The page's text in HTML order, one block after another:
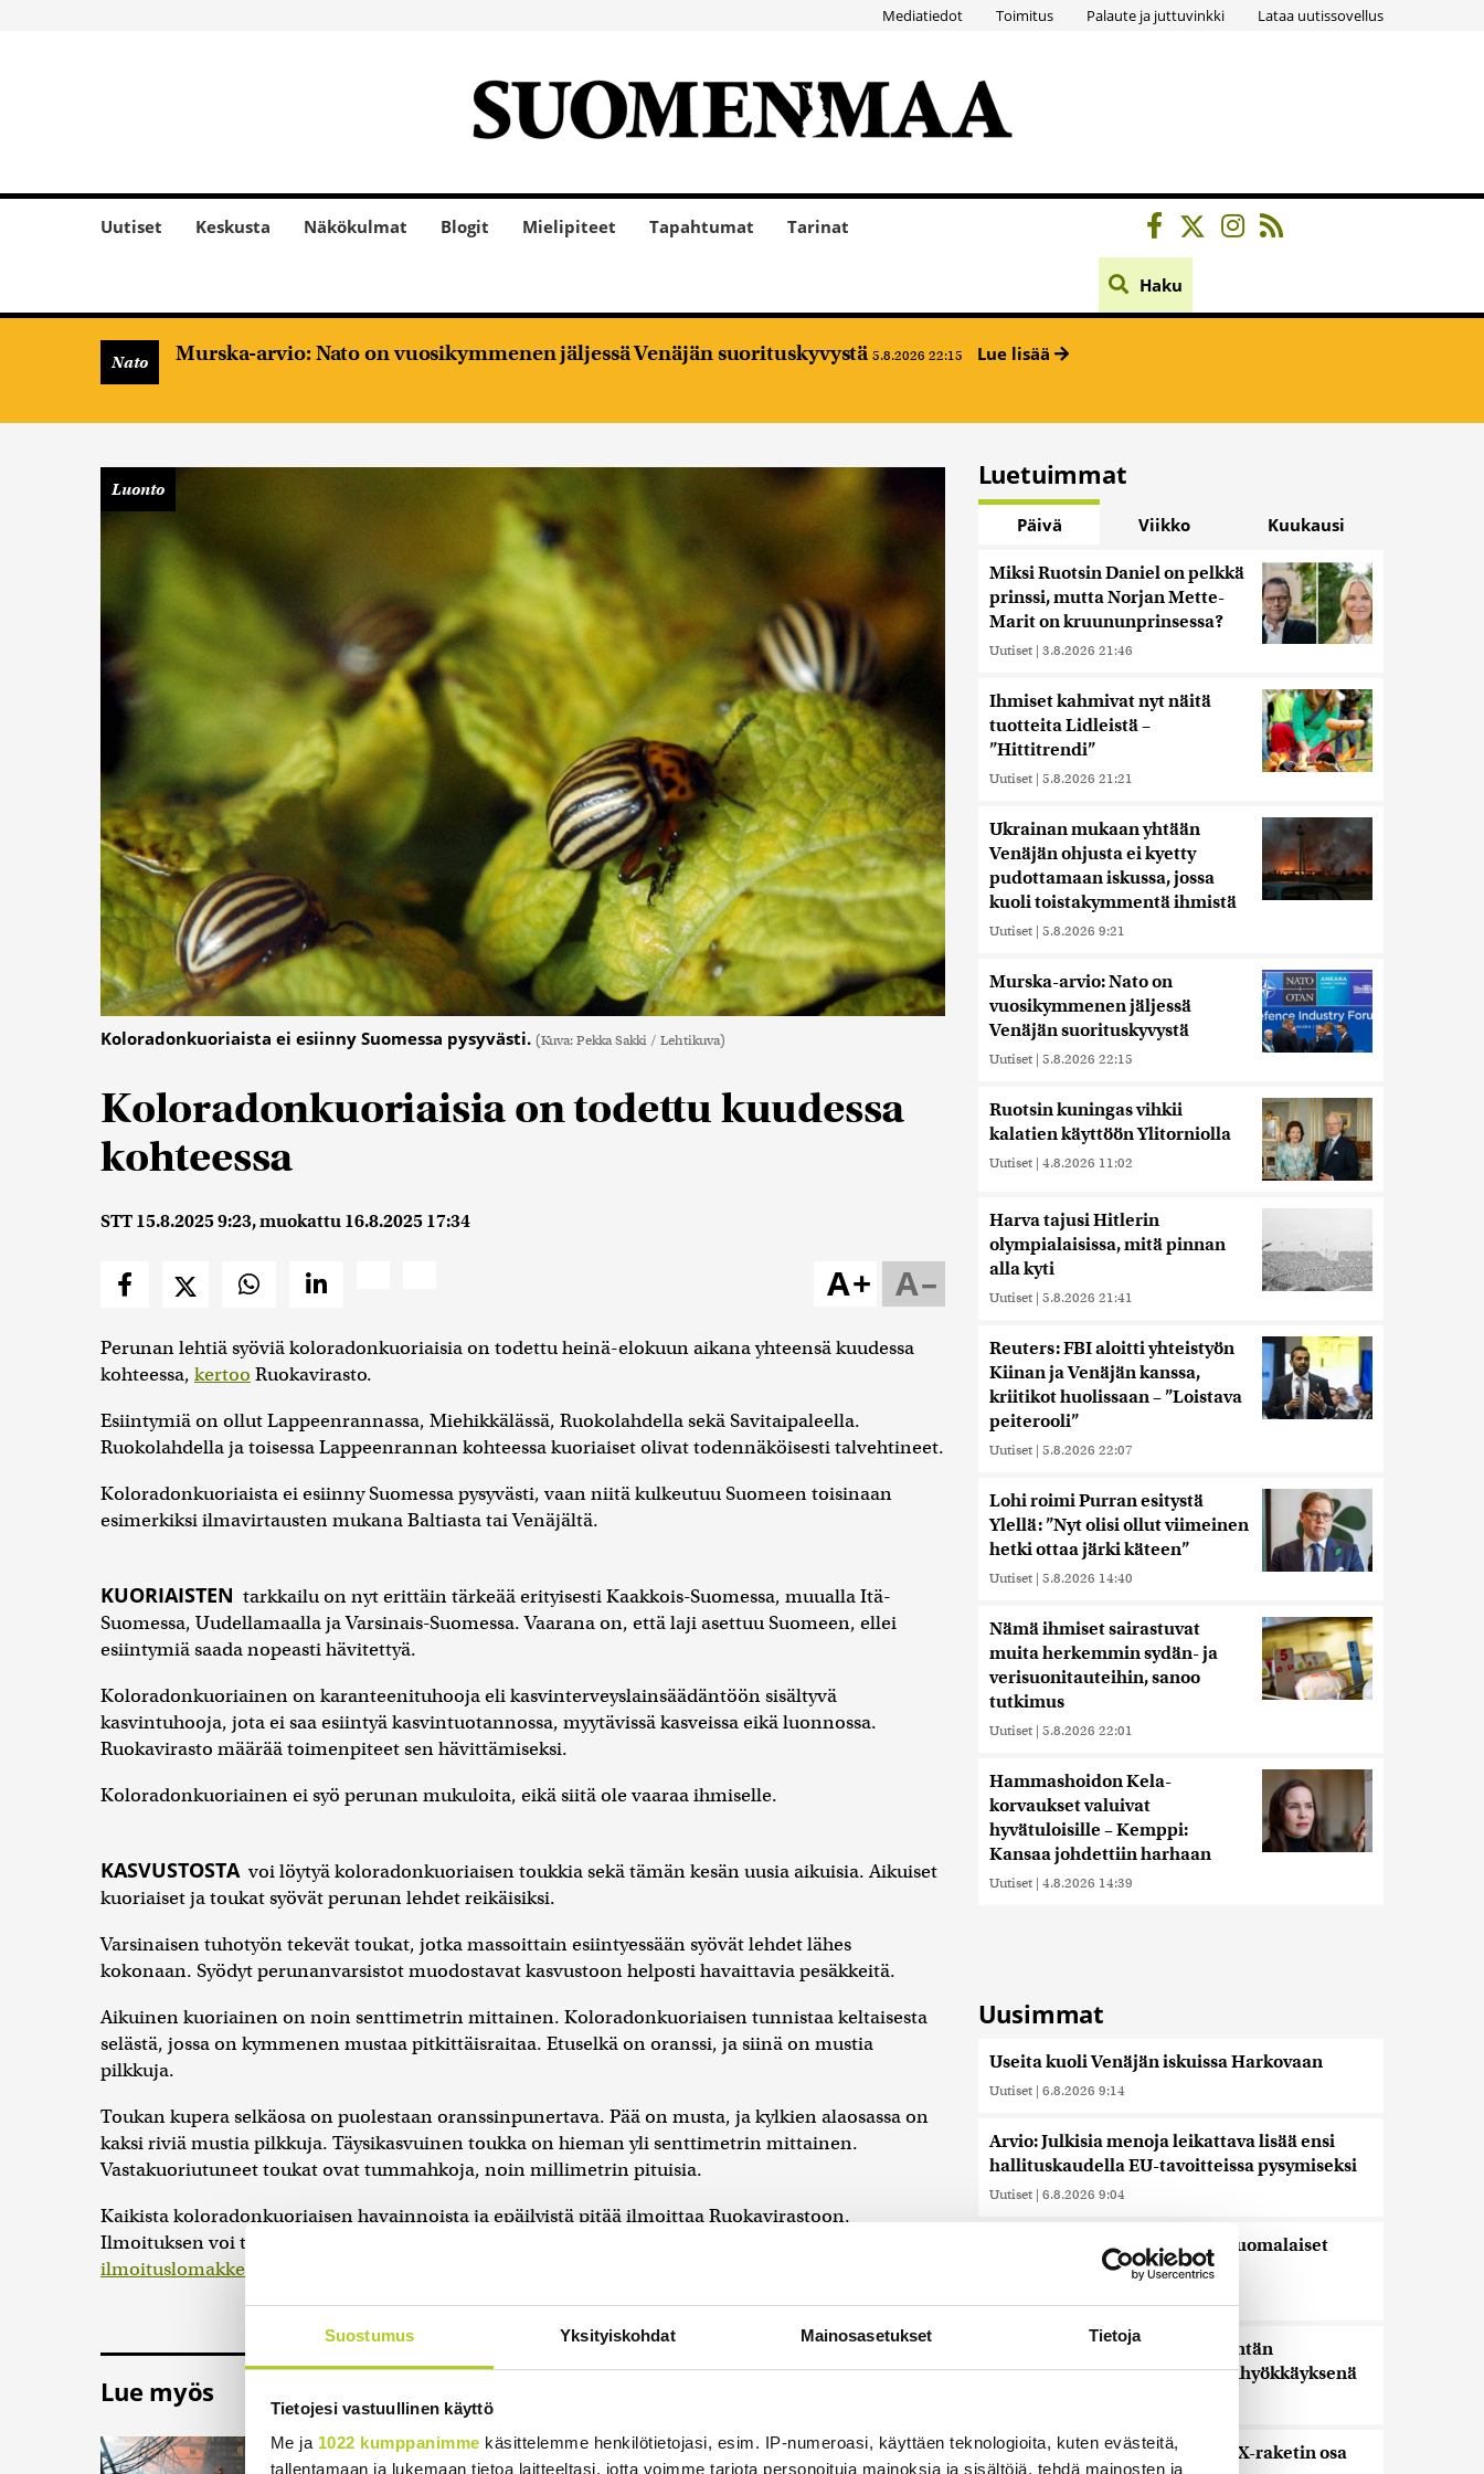
Suostumus Yksityiskohdat Mainosasetukset Tietoja
Tietojesi vastuullinen käyttö
Me ja 1022 kumppanimme käsittelemme henkilötietojasi, esim. IP-numeroasi, käyttäen teknologioita, kuten evästeitä,
tallentamaan ja lukemaan tietoa laitteeltasi, jotta voimme tarjota personoituja mainoksia ja sisältöjä, tehdä mainosten ja
Mediatiedot Toimitus Palaute ja juttuvinkki Lataa uutissovellus
Uutiset Keskusta Näkökulmat Blogit Mielipiteet Tapahtumat Tarinat
Haku
Nato Murska-arvio: Nato on vuosikymmenen jäljessä Venäjän suorituskyvystä 5.8.2026 22:15 Lue lisää
Luonto
Koloradonkuoriaista ei esiinny Suomessa pysyvästi. (Kuva: Pekka Sakki / Lehtikuva)
Koloradonkuoriaisia on todettu kuudessa
kohteessa
STT 15.8.2025 9:23, muokattu 16.8.2025 17:34
A–
A+
Perunan lehtiä syöviä koloradonkuoriaisia on todettu heinä-elokuun aikana yhteensä kuudessa
kohteessa, kertoo Ruokavirasto.
Esiintymiä on ollut Lappeenrannassa, Miehikkälässä, Ruokolahdella sekä Savitaipaleella.
Ruokolahdella ja toisessa Lappeenrannan kohteessa kuoriaiset olivat todennäköisesti talvehtineet.
Koloradonkuoriaista ei esiinny Suomessa pysyvästi, vaan niitä kulkeutuu Suomeen toisinaan
esimerkiksi ilmavirtausten mukana Baltiasta tai Venäjältä.
KUORIAISTEN tarkkailu on nyt erittäin tärkeää erityisesti Kaakkois-Suomessa, muualla Itä-
Suomessa, Uudellamaalla ja Varsinais-Suomessa. Vaarana on, että laji asettuu Suomeen, ellei
esiintymiä saada nopeasti hävitettyä.
Koloradonkuoriainen on karanteenituhooja eli kasvinterveyslainsäädäntöön sisältyvä
kasvintuhooja, jota ei saa esiintyä kasvintuotannossa, myytävissä kasveissa eikä luonnossa.
Ruokavirasto määrää toimenpiteet sen hävittämiseksi.
Koloradonkuoriainen ei syö perunan mukuloita, eikä siitä ole vaaraa ihmiselle.
KASVUSTOSTA voi löytyä koloradonkuoriaisen toukkia sekä tämän kesän uusia aikuisia. Aikuiset
kuoriaiset ja toukat syövät perunan lehdet reikäisiksi.
Varsinaisen tuhotyön tekevät toukat, jotka massoittain esiintyessään syövät lehdet lähes
kokonaan. Syödyt perunanvarsistot muodostavat kasvustoon helposti havaittavia pesäkkeitä.
Aikuinen kuoriainen on noin senttimetrin mittainen. Koloradonkuoriaisen tunnistaa keltaisesta
selästä, jossa on kymmenen mustaa pitkittäisraitaa. Etuselkä on oranssi, ja siinä on mustia
pilkkuja.
Toukan kupera selkäosa on puolestaan oranssinpunertava. Pää on musta, ja kylkien alaosassa on
kaksi riviä mustia pilkkuja. Täysikasvuinen toukka on hieman yli senttimetrin mittainen.
Vastakuoriutuneet toukat ovat tummahkoja, noin millimetrin pituisia.
Kaikista koloradonkuoriaisen havainnoista ja epäilyistä pitää ilmoittaa Ruokavirastoon.
Ilmoituksen voi tehdä sähköpostitse osoitteeseen
ilmoituslomakkeella
Lue myös
Useita kuoli Venäjän iskuissa Harkovaan
Luetuimmat
Päivä Viikko Kuukausi
Miksi Ruotsin Daniel on pelkkä
prinssi, mutta Norjan Mette-
Marit on kruununprinsessa?
Uutiset | 3.8.2026 21:46
Ihmiset kahmivat nyt näitä
tuotteita Lidleistä –
”Hittitrendi”
Uutiset | 5.8.2026 21:21
Ukrainan mukaan yhtään
Venäjän ohjusta ei kyetty
pudottamaan iskussa, jossa
kuoli toistakymmentä ihmistä
Uutiset | 5.8.2026 9:21
Murska-arvio: Nato on
vuosikymmenen jäljessä
Venäjän suorituskyvystä
Uutiset | 5.8.2026 22:15
Ruotsin kuningas vihkii
kalatien käyttöön Ylitorniolla
Uutiset | 4.8.2026 11:02
Harva tajusi Hitlerin
olympialaisissa, mitä pinnan
alla kyti
Uutiset | 5.8.2026 21:41
Reuters: FBI aloitti yhteistyön
Kiinan ja Venäjän kanssa,
kriitikot huolissaan – ”Loistava
peiterooli”
Uutiset | 5.8.2026 22:07
Lohi roimi Purran esitystä
Ylellä: ”Nyt olisi ollut viimeinen
hetki ottaa järki käteen”
Uutiset | 5.8.2026 14:40
Nämä ihmiset sairastuvat
muita herkemmin sydän- ja
verisuonitauteihin, sanoo
tutkimus
Uutiset | 5.8.2026 22:01
Hammashoidon Kela-
korvaukset valuivat
hyvätuloisille – Kemppi:
Kansaa johdettiin harhaan
Uutiset | 4.8.2026 14:39
Uusimmat
Useita kuoli Venäjän iskuissa Harkovaan
Uutiset | 6.8.2026 9:14
Arvio: Julkisia menoja leikattava lisää ensi
hallituskaudella EU-tavoitteissa pysymiseksi
Uutiset | 6.8.2026 9:04
Ylen kannatusmittaus: Perussuomalaiset
nousi, vasemmistoliitto laski
Saksan sisäministeri: Lentokentän
droonilöytöä tutkitaan hybridihyökkäyksenä
Observatorio vahvistaa: SpaceX-raketin osa